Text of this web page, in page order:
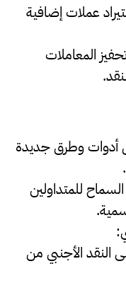
عملات إضافية
المعاملات
أدوات وطرق جديدة
للمتداولين
النقد الأجنبي من